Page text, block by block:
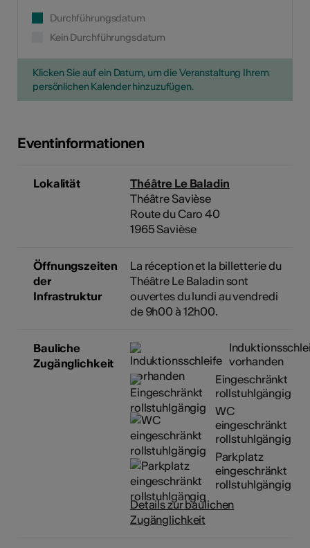
Durchführungsdatum
Kein Durchführungsdatum
Klicken Sie auf ein Datum, um die Veranstaltung Ihrem
persönlichen Kalender hinzuzufügen.
Eventinformationen
Lokalität
Théâtre Le Baladin
Théâtre Savièse
Route du Caro 40
1965 Savièse
Öffnungszeiten
der
Infrastruktur
La réception et la billetterie du
Théâtre Le Baladin sont
ouvertes du lundi au vendredi
de 9h00 à 12h00.
Bauliche
Zugänglichkeit
vorhanden
Eingeschränkt
rollstuhlgängig
WC
eingeschränkt
rollstuhlgängig
Parkplatz
eingeschränkt
rollstuhlgängig
Details zur baulichen
Zugänglichkeit